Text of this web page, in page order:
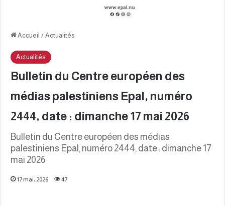
Accueil / Actualités
Actualités
Bulletin du Centre européen des
médias palestiniens Epal, numéro
2444, date : dimanche 17 mai 2026
Bulletin du Centre européen des médias
palestiniens Epal, numéro 2444, date : dimanche 17
mai 2026
17 mai، 2026 47